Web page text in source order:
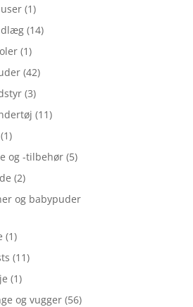
(1)
(14)
(1)
(42)
(3)
(11)
(1)
og -tilbehør (5)
(2)
og babypuder
(1)
(11)
(1)
og vugger (56)